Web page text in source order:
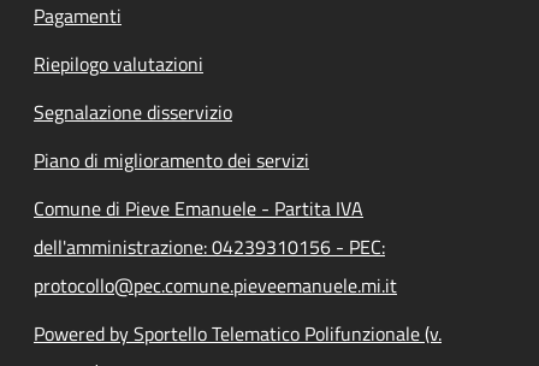
Pagamenti
Riepilogo valutazioni
Segnalazione disservizio
Piano di miglioramento dei servizi
Comune di Pieve Emanuele - Partita IVA
dell'amministrazione: 04239310156 - PEC:
protocollo@pec.comune.pieveemanuele.mi.it
Powered by Sportello Telematico Polifunzionale (v.